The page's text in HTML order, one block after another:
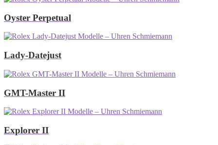
Oyster Perpetual
Lady-Datejust
GMT-Master II
Explorer II